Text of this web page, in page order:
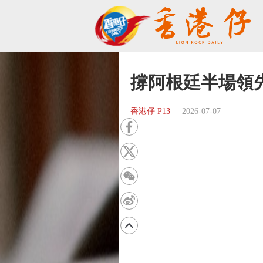
撐阿根廷半場領
香港仔 P13 2026-07-07